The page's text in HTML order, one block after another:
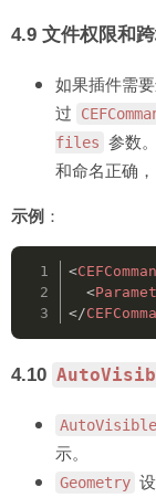
4.9 文件权限和
如果插件需
过
files 参数
和命名正确
示例 ：
<
<
</
4.10
AutoVisible
示。
Geometry